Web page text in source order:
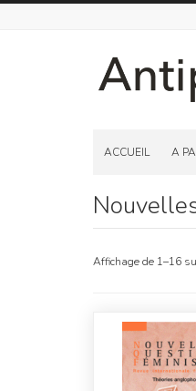
ACCUEIL A
Affichage de 1–16